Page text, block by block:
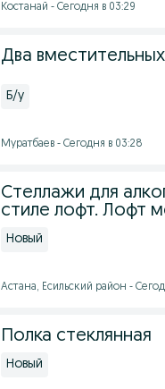
Костанай - Сегодня в 03:29
Два
Б/у
Муратбаев - Сегодня в 03:28
Стеллажи для
стиле лофт. Лофт
Новый
Астана, Есильский район -
Полка стеклянная
Новый